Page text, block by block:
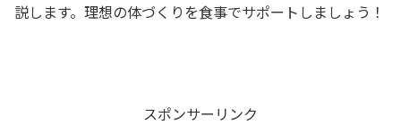
説します。理想の体づくりを食事でサポートしましょう！
スポンサーリンク